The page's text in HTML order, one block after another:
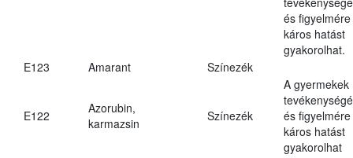
és figyelmére
káros hatást
gyakorolhat.
E123
Amarant Színezék
E122
Azorubin,
karmazsin
Színezék
A gyermekek
és figyelmére
káros hatást
gyakorolhat